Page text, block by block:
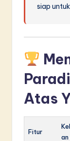
siap
Atas
Fitur